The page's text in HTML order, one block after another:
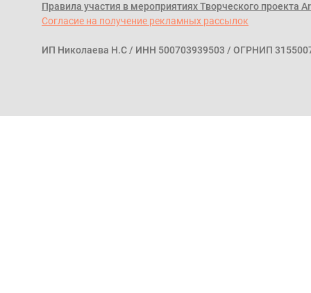
Правила участия в мероприятиях Творческого проекта
Согласие на получение рекламных рассылок
ИП Николаева Н.С / ИНН 500703939503 / ОГРНИП